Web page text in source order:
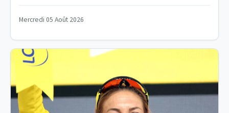
Mercredi 05 Août 2026